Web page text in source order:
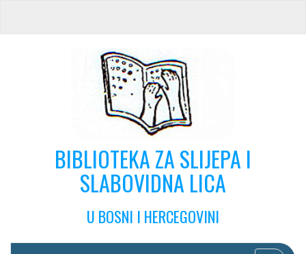
BIBLIOTEKA ZA SLIJEPA I
SLABOVIDNA LICA
U BOSNI I HERCEGOVINI